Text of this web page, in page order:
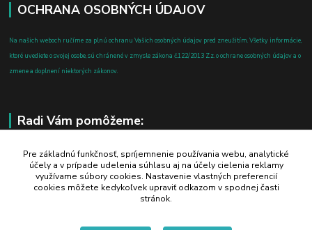
OCHRANA OSOBNÝCH ÚDAJOV
Na našich weboch ručíme za plnú ochranu Vašich osobných údajov pred zneužitím. Všetky informácie,
ktoré uvediete o svojej osobe, sú chránené v zmysle zákona č.122/2013 Z.z. o ochrane osobných údajov a o
zmene a doplnení niektorých zákonov.
Radi Vám pomôžeme:
+421 908 700 612
po-pia: 8.00 - 16.00
business@jtf.sk
Pre základnú funkčnosť, spríjemnenie používania webu, analytické
účely a v prípade udelenia súhlasu aj na účely cielenia reklamy
využívame súbory cookies. Nastavenie vlastných preferencií
cookies môžete kedykoľvek upraviť odkazom v spodnej časti
stránok.